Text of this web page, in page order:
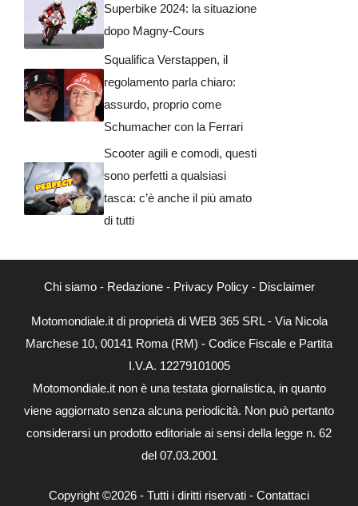
Superbike 2024: la situazione
dopo Magny-Cours
Squalifica Verstappen, il
regolamento parla chiaro:
assurdo, proprio come
Schumacher con la Ferrari
Scooter agili e comodi, questi
sono perfetti a qualsiasi
tasca: c’è anche il più amato
di tutti
Chi siamo- Redazione- Privacy Policy- Disclaimer
Motomondiale.it di proprietà di WEB 365 SRL - Via Nicola
Marchese 10, 00141 Roma (RM) - Codice Fiscale e Partita
I.V.A. 12279101005
Motomondiale.it non è una testata giornalistica, in quanto
viene aggiornato senza alcuna periodicità. Non può pertanto
considerarsi un prodotto editoriale ai sensi della legge n. 62
del 07.03.2001
Copyright ©2026 - Tutti i diritti riservati - Contattaci